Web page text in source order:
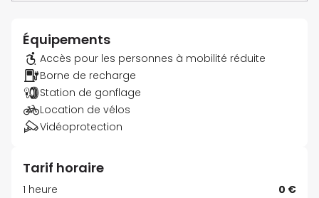
Équipements
Accès pour les personnes à mobilité réduite
Borne de recharge
Station de gonflage
Location de vélos
Vidéoprotection
Tarif horaire
1 heure
0 €